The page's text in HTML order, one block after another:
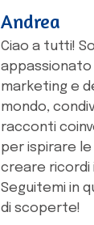
Andrea
Ciao a tutti!
appassionato
marketing e
mondo,
racconti
per ispirare
creare ricordi
Seguitemi in
di scoperte!